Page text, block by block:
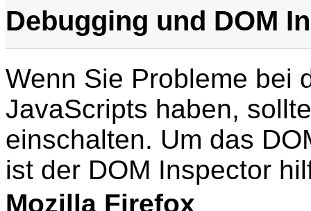
Debugging und DOM
Wenn Sie Probleme bei
JavaScripts haben,
einschalten. Um das
ist der DOM Inspector
Mozilla Firefox